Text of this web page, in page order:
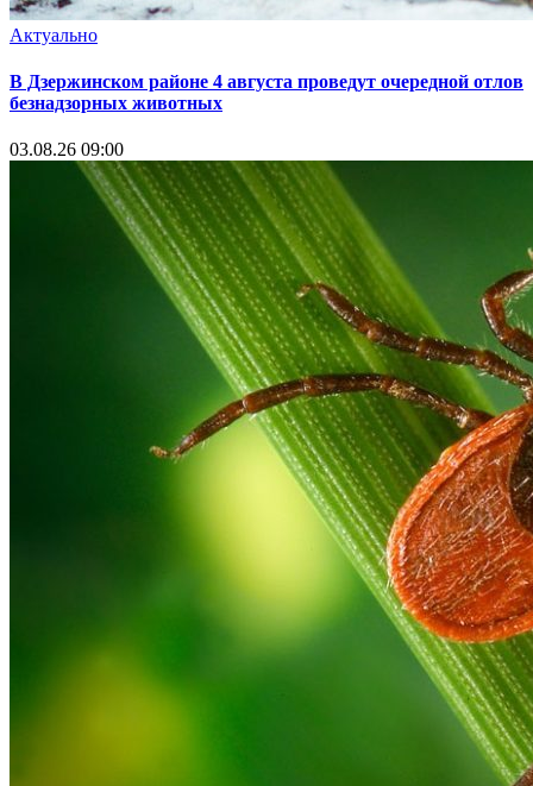
Актуально
В Дзержинском районе 4 августа проведут очередной отлов
безнадзорных животных
03.08.26 09:00